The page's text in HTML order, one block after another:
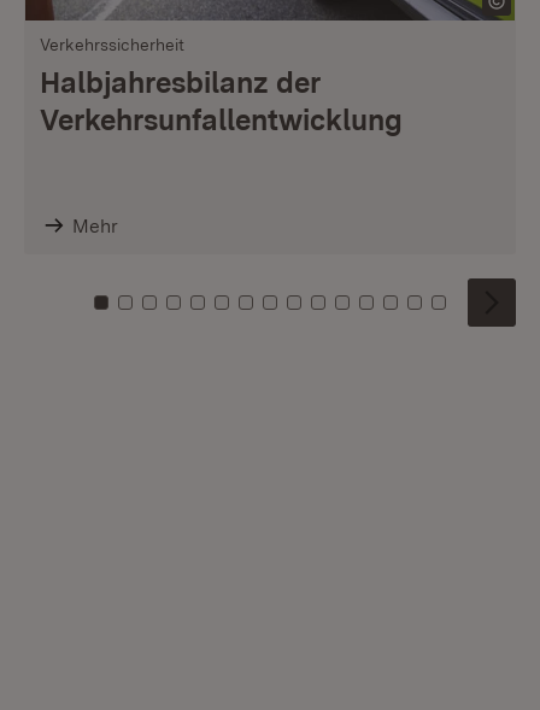
Verkehrssicherheit
Halbjahresbilanz der
Verkehrsunfallentwicklung
Mehr
Zu Kachel: 0
Zu Kachel: 1
Zu Kachel: 2
Zu Kachel: 3
Zu Kachel: 4
Zu Kachel: 5
Zu Kachel: 6
Zu Kachel: 7
Zu Kachel: 8
Zu Kachel: 9
Zu Kachel: 10
Zu Kachel: 11
Zu Kachel: 12
Zu Kachel:
Zu